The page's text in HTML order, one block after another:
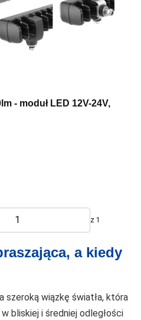
- moduł LED 12V-24V,
z 1
a kiedy
szeroką wiązkę światła, która
bliskiej i średniej odległości